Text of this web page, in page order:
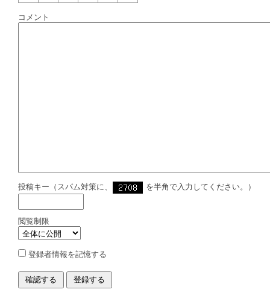
コメント
投稿キー（スパム対策に、 を半角で入力してください。）
閲覧制限
登録者情報を記憶する